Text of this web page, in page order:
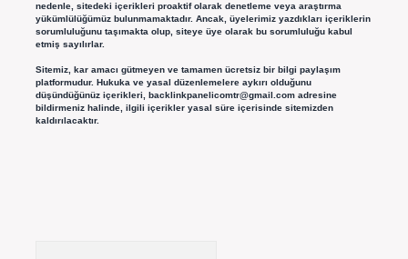
nedenle, sitedeki içerikleri proaktif olarak denetleme veya araştırma
yükümlülüğümüz bulunmamaktadır. Ancak, üyelerimiz yazdıkları içeriklerin
sorumluluğunu taşımakta olup, siteye üye olarak bu sorumluluğu kabul
etmiş sayılırlar.
Sitemiz, kar amacı gütmeyen ve tamamen ücretsiz bir bilgi paylaşım
platformudur. Hukuka ve yasal düzenlemelere aykırı olduğunu
düşündüğünüz içerikleri, backlinkpanelicomtr@gmail.comadresine
bildirmeniz halinde, ilgili içerikler yasal süre içerisinde sitemizden
kaldırılacaktır.